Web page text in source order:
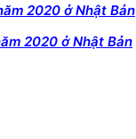
2020 ở Nhật Bản
2020 ở Nhật Bản